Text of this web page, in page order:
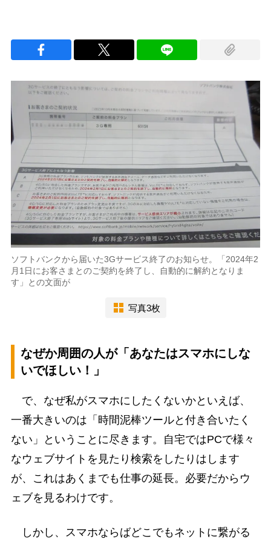
ソフトバンクから届いた3Gサービス終了のお知らせ。「2024年2
月1日にお客さまとのご契約を終了し、自動的に解約となりま
す」との文面が
写真3枚
なぜか周囲の人が「あなたはスマホにしな
いでほしい！」
で、なぜ私がスマホにしたくないかといえば、
一番大きいのは「時間泥棒ツールと付き合いたく
ない」ということに尽きます。自宅ではPCで様々
なウェブサイトを見たり検索をしたりはします
が、これはあくまでも仕事の延長。必要だからウ
ェブを見るわけです。
しかし、スマホならばどこでもネットに繋がる